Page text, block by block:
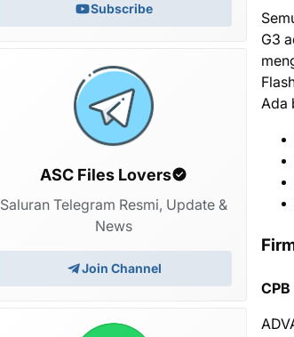
G3
Ada
Subscribe
ASC Files Lovers
Saluran Telegram Resmi, Update &
News
Join Channel